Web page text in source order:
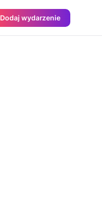
Dodaj wydarzenie